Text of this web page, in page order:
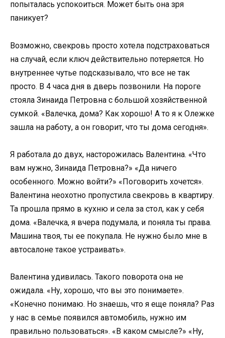
попыталась успокоиться. Может быть она зря
паникует?
Возможно, свекровь просто хотела подстраховаться
на случай, если ключ действительно потеряется. Но
внутреннее чутье подсказывало, что все не так
просто. В 4 часа дня в дверь позвонили. На пороге
стояла Зинаида Петровна с большой хозяйственной
сумкой. «Валечка, дома? Как хорошо! А то я к Олежке
зашла на работу, а он говорит, что ты дома сегодня».
Я работала до двух, насторожилась Валентина. «Что
вам нужно, Зинаида Петровна?» «Да ничего
особенного. Можно войти?» «Поговорить хочется».
Валентина неохотно пропустила свекровь в квартиру.
Та прошла прямо в кухню и села за стол, как у себя
дома. «Валечка, я вчера подумала, и поняла ты права.
Машина твоя, ты ее покупала. Не нужно было мне в
автосалоне такое устраивать».
Валентина удивилась. Такого поворота она не
ожидала. «Ну, хорошо, что вы это понимаете».
«Конечно понимаю. Но знаешь, что я еще поняла? Раз
у нас в семье появился автомобиль, нужно им
правильно пользоваться». «В каком смысле?» «Ну,